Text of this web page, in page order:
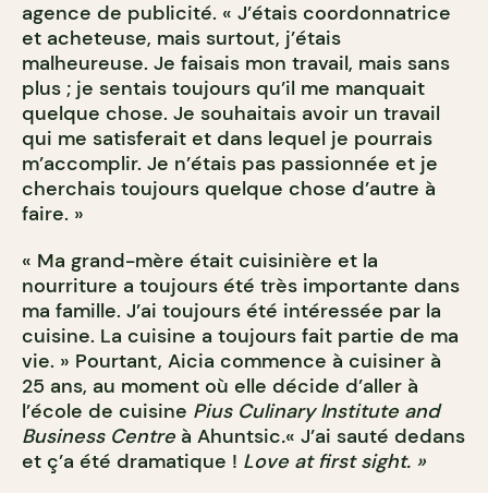
agence de publicité. « J’étais coordonnatrice
et acheteuse, mais surtout, j’étais
malheureuse. Je faisais mon travail, mais sans
plus ; je sentais toujours qu’il me manquait
quelque chose. Je souhaitais avoir un travail
qui me satisferait et dans lequel je pourrais
m’accomplir. Je n’étais pas passionnée et je
cherchais toujours quelque chose d’autre à
faire. »
« Ma grand-mère était cuisinière et la
nourriture a toujours été très importante dans
ma famille. J’ai toujours été intéressée par la
cuisine. La cuisine a toujours fait partie de ma
vie. » Pourtant, Aicia commence à cuisiner à
25 ans, au moment où elle décide d’aller à
l’école de cuisine Pius Culinary Institute and
Business Centre à Ahuntsic.« J’ai sauté dedans
et ç’a été dramatique ! Love at first sight. »